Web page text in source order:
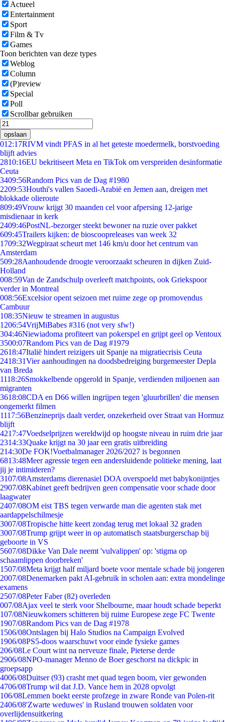
Actueel
Entertainment
Sport
Film & Tv
Games
Toon berichten van deze types
Weblog
Column
(P)review
Special
Poll
Scrollbar gebruiken
opslaan
012:17RIVM vindt PFAS in al het geteste moedermelk, borstvoeding
blijft advies
2810:16EU bekritiseert Meta en TikTok om verspreiden desinformatie
Ceuta
3409:56Random Pics van de Dag #1980
2209:53Houthi's vallen Saoedi-Arabië en Jemen aan, dreigen met
blokkade olieroute
809:49Vrouw krijgt 30 maanden cel voor afpersing 12-jarige
misdienaar in kerk
2409:46PostNL-bezorger steekt bewoner na ruzie over pakket
609:45Trailers kijken: de bioscoopreleases van week 32
1709:32Wegpiraat scheurt met 146 km/u door het centrum van
Amsterdam
509:28Aanhoudende droogte veroorzaakt scheuren in dijken Zuid-
Holland
008:59Van de Zandschulp overleeft matchpoints, ook Griekspoor
verder in Montreal
008:56Excelsior opent seizoen met ruime zege op promovendus
Cambuur
108:35Nieuw te streamen in augustus
1206:54VrijMiBabes #316 (not very sfw!)
304:46Niewiadoma profiteert van pokerspel en grijpt geel op Ventoux
3500:07Random Pics van de Dag #1979
2618:47Italië hindert reizigers uit Spanje na migratiecrisis Ceuta
2418:31Vier aanhoudingen na doodsbedreiging burgemeester Depla
van Breda
1118:26Smokkelbende opgerold in Spanje, verdienden miljoenen aan
migranten
3618:08CDA en D66 willen ingrijpen tegen 'gluurbrillen' die mensen
ongemerkt filmen
1117:56Benzineprijs daalt verder, onzekerheid over Straat van Hormuz
blijft
4217:47Voedselprijzen wereldwijd op hoogste niveau in ruim drie jaar
2314:33Quake krijgt na 30 jaar een gratis uitbreiding
214:30De FOK!Voetbalmanager 2026/2027 is begonnen
6813:48Meer agressie tegen een andersluidende politieke mening, laat
jij je intimideren?
3107/08Amsterdams dierenasiel DOA overspoeld met babykonijntjes
2907/08Kabinet geeft bedrijven geen compensatie voor schade door
laagwater
2407/08OM eist TBS tegen verwarde man die agenten stak met
aardappelschilmesje
3007/08Tropische hitte keert zondag terug met lokaal 32 graden
3007/08Trump grijpt weer in op automatisch staatsburgerschap bij
geboorte in VS
5607/08Dikke Van Dale neemt 'vulvalippen' op: 'stigma op
schaamlippen doorbreken'
1507/08Meta krijgt half miljard boete voor mentale schade bij jongeren
2007/08Denemarken pakt AI-gebruik in scholen aan: extra mondelinge
examens
2507/08Peter Faber (82) overleden
007/08Ajax veel te sterk voor Shelbourne, maar houdt schade beperkt
107/08Nieuwkomers schitteren bij ruime Europese zege FC Twente
1907/08Random Pics van de Dag #1978
1506/08Ontslagen bij Halo Studios na Campaign Evolved
1906/08PS5-doos waarschuwt voor einde fysieke games
206/08Le Court wint na nerveuze finale, Pieterse derde
2906/08NPO-manager Menno de Boer geschorst na dickpic in
groepsapp
4006/08Duitser (93) crasht met quad tegen boom, vier gewonden
4706/08Trump wil dat J.D. Vance hem in 2028 opvolgt
106/08Lemmen boekt eerste profzege in zware Ronde van Polen-rit
2406/08'Zwarte weduwes' in Rusland trouwen soldaten voor
overlijdensuitkering